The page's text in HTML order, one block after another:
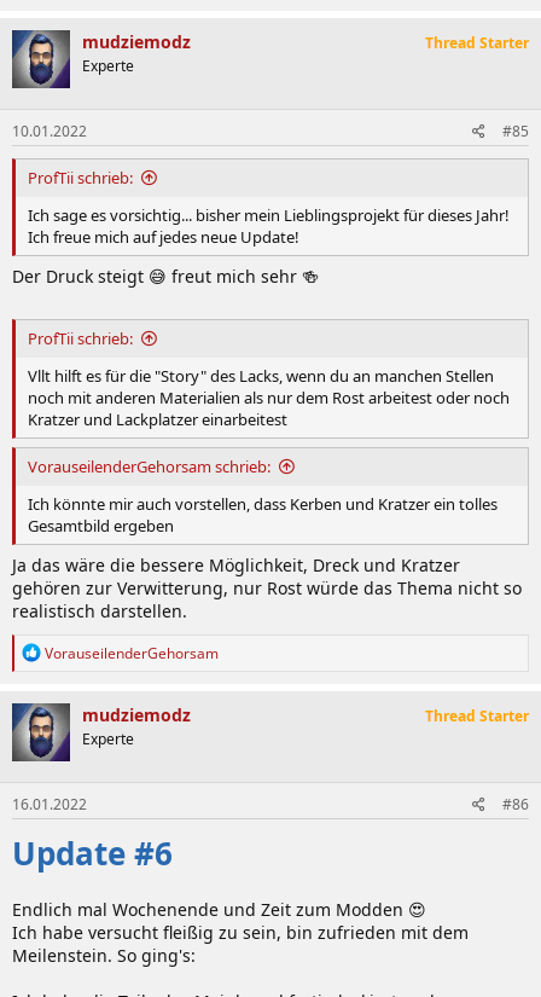
mudziemodz
Experte
Thread Starter
10.01.2022 #85
ProfTii schrieb:
Ich sage es vorsichtig... bisher mein Lieblingsprojekt für dieses Jahr!
Ich freue mich auf jedes neue Update!
Der Druck steigt 😅 freut mich sehr 🍻
ProfTii schrieb:
Vllt hilft es für die "Story" des Lacks, wenn du an manchen Stellen
noch mit anderen Materialien als nur dem Rost arbeitest oder noch
Kratzer und Lackplatzer einarbeitest
VorauseilenderGehorsam schrieb:
Ich könnte mir auch vorstellen, dass Kerben und Kratzer ein tolles
Gesamtbild ergeben
Ja das wäre die bessere Möglichkeit, Dreck und Kratzer
gehören zur Verwitterung, nur Rost würde das Thema nicht so
realistisch darstellen.
R
k
t
i
o
n
e
n
:
VorauseilenderGehorsam
mudziemodz
Experte
Thread Starter
16.01.2022 #86
Update #6
Endlich mal Wochenende und Zeit zum Modden 😍
Ich habe versucht fleißig zu sein, bin zufrieden mit dem
Meilenstein. So ging's: